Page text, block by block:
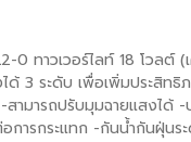
0 ทาวเวอร์ไลท์ 18 โว
ด้ 3 ระดับ เพื่อเพิ่มประสิท
ามารถปรับมุมฉายแสงได้
ารกระแทก -กันน้ำกันฝุ่นร